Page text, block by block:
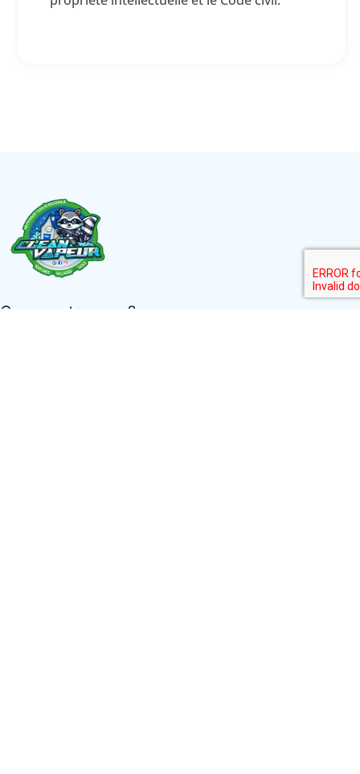
Ou nous trouver ?